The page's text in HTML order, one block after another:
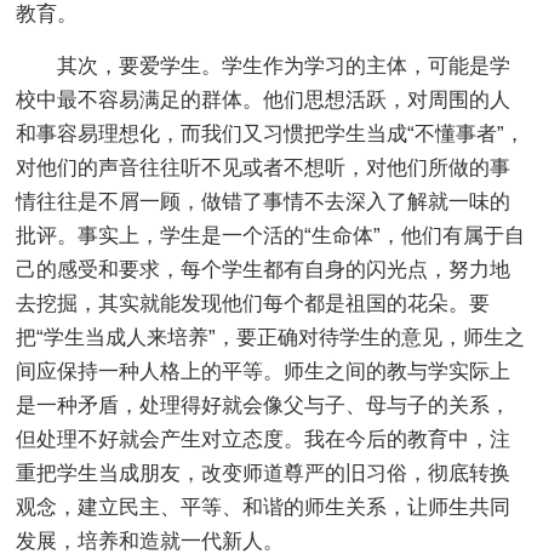
教育。
其次，要爱学生。学生作为学习的主体，可能是学
校中最不容易满足的群体。他们思想活跃，对周围的人
和事容易理想化，而我们又习惯把学生当成“不懂事者”，
对他们的声音往往听不见或者不想听，对他们所做的事
情往往是不屑一顾，做错了事情不去深入了解就一味的
批评。事实上，学生是一个活的“生命体”，他们有属于自
己的感受和要求，每个学生都有自身的闪光点，努力地
去挖掘，其实就能发现他们每个都是祖国的花朵。要
把“学生当成人来培养”，要正确对待学生的意见，师生之
间应保持一种人格上的平等。师生之间的教与学实际上
是一种矛盾，处理得好就会像父与子、母与子的关系，
但处理不好就会产生对立态度。我在今后的教育中，注
重把学生当成朋友，改变师道尊严的旧习俗，彻底转换
观念，建立民主、平等、和谐的师生关系，让师生共同
发展，培养和造就一代新人。